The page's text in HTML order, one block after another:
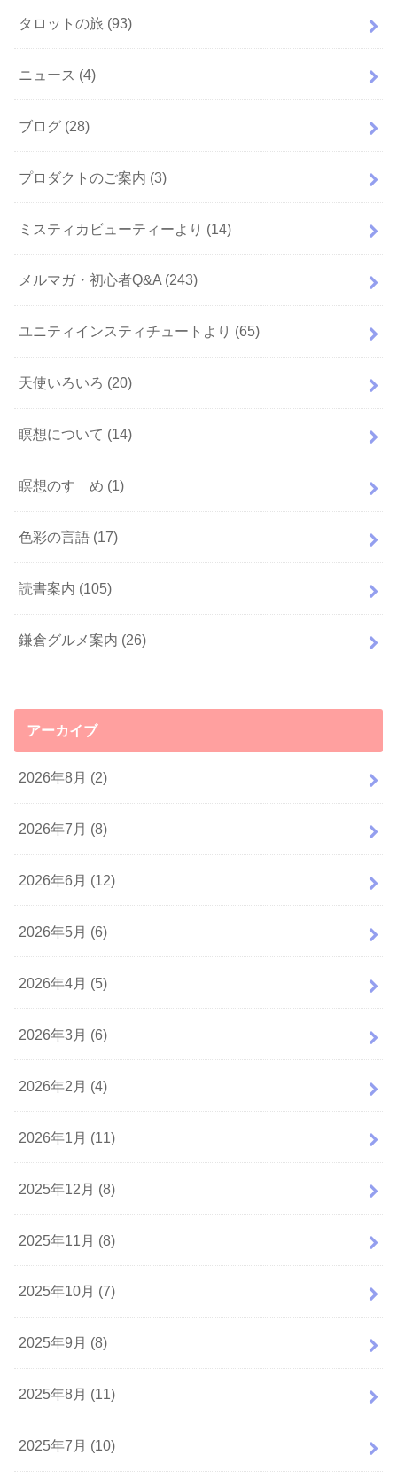
タロットの旅 (93)
ニュース (4)
ブログ (28)
プロダクトのご案内 (3)
ミスティカビューティーより (14)
メルマガ・初心者Q&A (243)
ユニティインスティチュートより (65)
天使いろいろ (20)
瞑想について (14)
瞑想のすゝめ (1)
色彩の言語 (17)
読書案内 (105)
鎌倉グルメ案内 (26)
アーカイブ
2026年8月 (2)
2026年7月 (8)
2026年6月 (12)
2026年5月 (6)
2026年4月 (5)
2026年3月 (6)
2026年2月 (4)
2026年1月 (11)
2025年12月 (8)
2025年11月 (8)
2025年10月 (7)
2025年9月 (8)
2025年8月 (11)
2025年7月 (10)